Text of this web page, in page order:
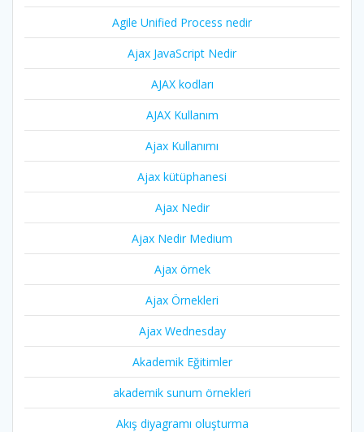
Agile Unified Process nedir
Ajax JavaScript Nedir
AJAX kodları
AJAX Kullanım
Ajax Kullanımı
Ajax kütüphanesi
Ajax Nedir
Ajax Nedir Medium
Ajax örnek
Ajax Örnekleri
Ajax Wednesday
Akademik Eğitimler
akademik sunum örnekleri
Akış diyagramı oluşturma